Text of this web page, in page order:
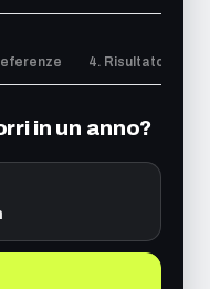
4. Risultato
in un anno?